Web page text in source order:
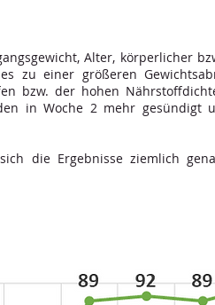
Alter, körperlicher
zu einer größeren
bzw. der hohen
in Woche 2 mehr gesündigt
die Ergebnisse ziemlich